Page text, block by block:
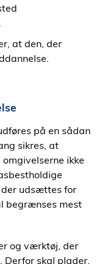
at den, der
på en sådan
sikres, at
ikke
udsættes for
begrænses mest
og værktøj, der
Derfor skal plader,